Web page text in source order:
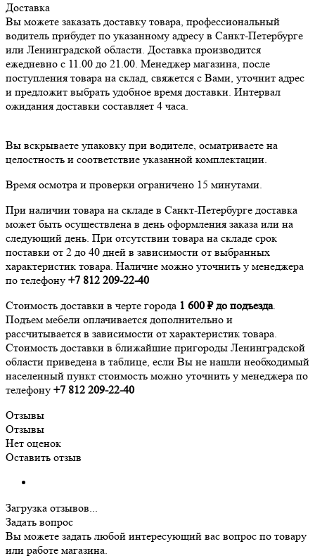
Доставка
Вы можете заказать доставку товара, профессиональный
водитель прибудет по указанному адресу в Санкт-Петербурге
или Ленинградской области. Доставка производится
ежедневно с 11.00 до 21.00. Менеджер магазина, после
поступления товара на склад, свяжется с Вами, уточнит адрес
и предложит выбрать удобное время доставки. Интервал
ожидания доставки составляет 4 часа.
Вы вскрываете упаковку при водителе, осматриваете на
целостность и соответствие указанной комплектации.
Время осмотра и проверки ограничено 15 минутами.
При наличии товара на складе в Санкт-Петербурге доставка
может быть осуществлена в день оформления заказа или на
следующий день. При отсутствии товара на складе срок
поставки от 2 до 40 дней в зависимости от выбранных
характеристик товара. Наличие можно уточнить у менеджера
по телефону +7 812 209-22-40
Стоимость доставки в черте города 1 600 ₽ до подъезда.
Подъем мебели оплачивается дополнительно и
рассчитывается в зависимости от характеристик товара.
Стоимость доставки в ближайшие пригороды Ленинградской
области приведена в таблице, если Вы не нашли необходимый
населенный пункт стоимость можно уточнить у менеджера по
телефону +7 812 209-22-40
Отзывы
Отзывы
Нет оценок
Оставить отзыв
Загрузка отзывов...
Задать вопрос
Вы можете задать любой интересующий вас вопрос по товару
или работе магазина.